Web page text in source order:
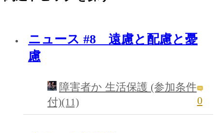
ニュース #8 遠慮と配慮と憂
慮
障害者か 生活保護 (参加条件
付)(11)
0